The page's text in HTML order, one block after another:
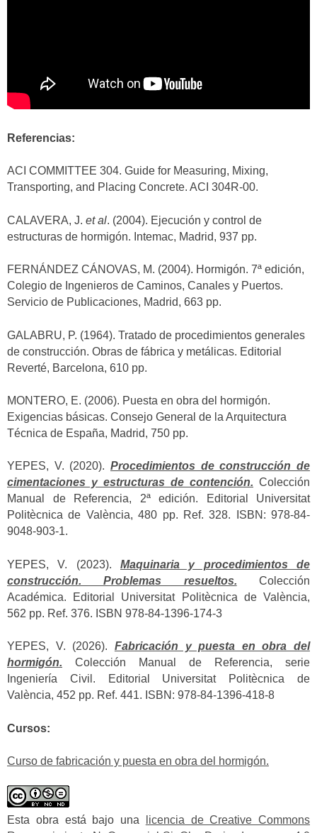
Referencias:
ACI COMMITTEE 304. Guide for Measuring, Mixing,
Transporting, and Placing Concrete. ACI 304R-00.
CALAVERA, J. et al. (2004). Ejecución y control de
estructuras de hormigón. Intemac, Madrid, 937 pp.
FERNÁNDEZ CÁNOVAS, M. (2004). Hormigón. 7ª edición,
Colegio de Ingenieros de Caminos, Canales y Puertos.
Servicio de Publicaciones, Madrid, 663 pp.
GALABRU, P. (1964). Tratado de procedimientos generales
de construcción. Obras de fábrica y metálicas. Editorial
Reverté, Barcelona, 610 pp.
MONTERO, E. (2006). Puesta en obra del hormigón.
Exigencias básicas. Consejo General de la Arquitectura
Técnica de España, Madrid, 750 pp.
YEPES, V. (2020). Procedimientos de construcción de
cimentaciones y estructuras de contención. Colección
Manual de Referencia, 2ª edición. Editorial Universitat
Politècnica de València, 480 pp. Ref. 328. ISBN: 978-84-
9048-903-1.
YEPES, V. (2023). Maquinaria y procedimientos de
construcción. Problemas resueltos. Colección
Académica. Editorial Universitat Politècnica de València,
562 pp. Ref. 376. ISBN 978-84-1396-174-3
YEPES, V. (2026). Fabricación y puesta en obra del
hormigón. Colección Manual de Referencia, serie
Ingeniería Civil. Editorial Universitat Politècnica de
València, 452 pp. Ref. 441. ISBN: 978-84-1396-418-8
Cursos:
Curso de fabricación y puesta en obra del hormigón.
Esta obra está bajo una
licencia de Creative Commons